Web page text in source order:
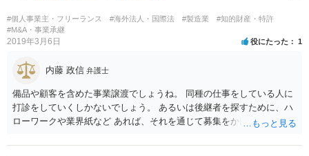
#個人事業主・フリーランス #海外法人・国際法 #製造業
#知的財産・特許
#M&A・事業承継
2019年3月6日 役にたった 1
内藤 政信 弁護士
備品や顧客を含めた事業譲渡でしょうね。 同種の仕事をしている人に
打診をしていくしかないでしょう。 あるいは後継者を探すために、ハ
ローワークや業界紙など あれば、それを通じて募集をかけてみるか。